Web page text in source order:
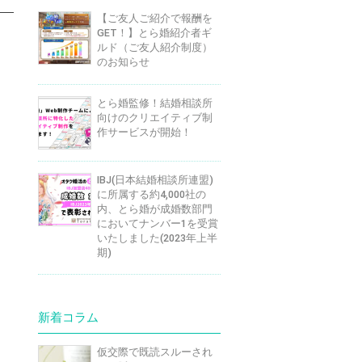
【ご友人ご紹介で報酬を
GET！】とら婚紹介者ギ
ルド（ご友人紹介制度）
のお知らせ
とら婚監修！結婚相談所
向けのクリエイティブ制
作サービスが開始！
IBJ(日本結婚相談所連盟)
に所属する約4,000社の
内、とら婚が成婚数部門
においてナンバー1を受賞
いたしました(2023年上半
期)
新着コラム
仮交際で既読スルーされ